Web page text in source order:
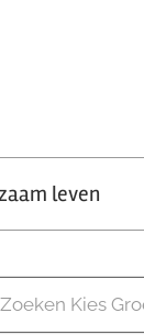
leven